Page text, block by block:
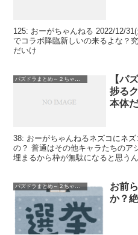
125: おーがちゃんねる 2022/12/
でコラボ降臨新しいの来るよな？
だいけ
【パ
捗る
本体
38: おーがちゃんねるネズコにネ
の？ 普通はその他キャラたちのア
埋まるから枠が無駄になると思う
パズドラまとめ～２ちゃんねる
お前
か？